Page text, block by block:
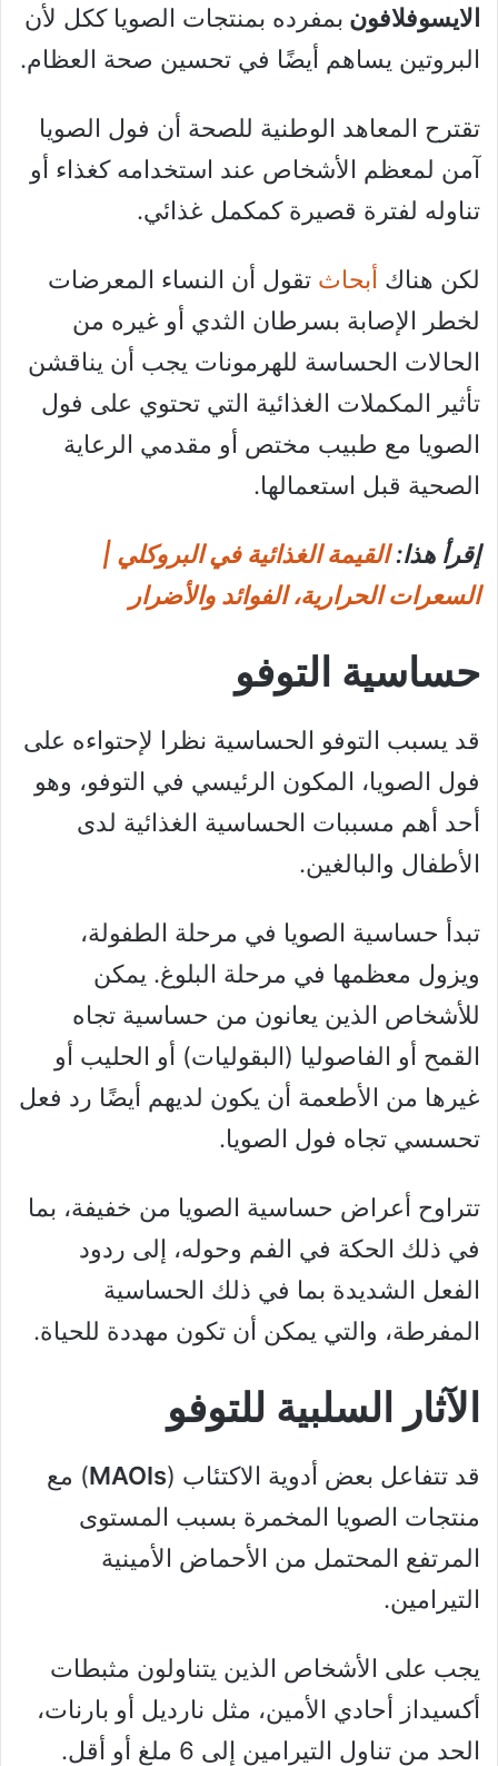
الايسوفلافون بمفرده بمنتجات الصويا ككل لأن
البروتين يساهم أيضًا في تحسين صحة العظام.
تقترح المعاهد الوطنية للصحة أن فول الصويا
آمن لمعظم الأشخاص عند استخدامه كغذاء أو
تناوله لفترة قصيرة كمكمل غذائي.
لكن هناك أبحاث تقول أن النساء المعرضات
لخطر الإصابة بسرطان الثدي أو غيره من
الحالات الحساسة للهرمونات يجب أن يناقشن
تأثير المكملات الغذائية التي تحتوي على فول
الصويا مع طبيب مختص أو مقدمي الرعاية
الصحية قبل استعمالها.
إقرأ هذا: القيمة الغذائية في البروكلي |
السعرات الحرارية، الفوائد والأضرار
حساسية التوفو
قد يسبب التوفو الحساسية نظرا لإحتواءه على
فول الصويا، المكون الرئيسي في التوفو، وهو
أحد أهم مسببات الحساسية الغذائية لدى
الأطفال والبالغين.
تبدأ حساسية الصويا في مرحلة الطفولة،
ويزول معظمها في مرحلة البلوغ. يمكن
للأشخاص الذين يعانون من حساسية تجاه
القمح أو الفاصوليا (البقوليات) أو الحليب أو
غيرها من الأطعمة أن يكون لديهم أيضًا رد فعل
تحسسي تجاه فول الصويا.
تتراوح أعراض حساسية الصويا من خفيفة، بما
في ذلك الحكة في الفم وحوله، إلى ردود
الفعل الشديدة بما في ذلك الحساسية
المفرطة، والتي يمكن أن تكون مهددة للحياة.
الآثار السلبية للتوفو
قد تتفاعل بعض أدوية الاكتئاب (MAOIs) مع
منتجات الصويا المخمرة بسبب المستوى
المرتفع المحتمل من الأحماض الأمينية
التيرامين.
يجب على الأشخاص الذين يتناولون مثبطات
أكسيداز أحادي الأمين، مثل نارديل أو بارنات،
الحد من تناول التيرامين إلى 6 ملغ أو أقل.